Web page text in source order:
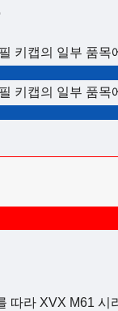
키캡의 일부 품목
키캡의 일부 품목
따라 XVX M61